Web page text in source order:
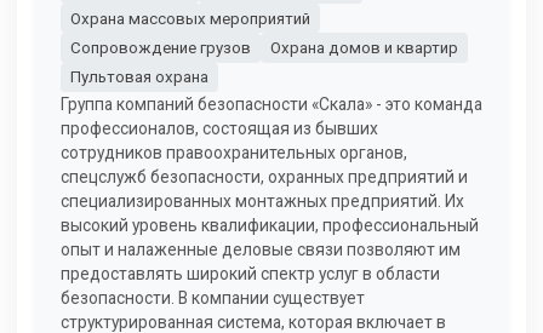
Охрана массовых мероприятий
Сопровождение грузов
Охрана домов и квартир
Пультовая охрана
Группа компаний безопасности «Скала» - это команда
профессионалов, состоящая из бывших
сотрудников правоохранительных органов,
спецслужб безопасности, охранных предприятий и
специализированных монтажных предприятий. Их
высокий уровень квалификации, профессиональный
опыт и налаженные деловые связи позволяют им
предоставлять широкий спектр услуг в области
безопасности. В компании существует
структурированная система, которая включает в